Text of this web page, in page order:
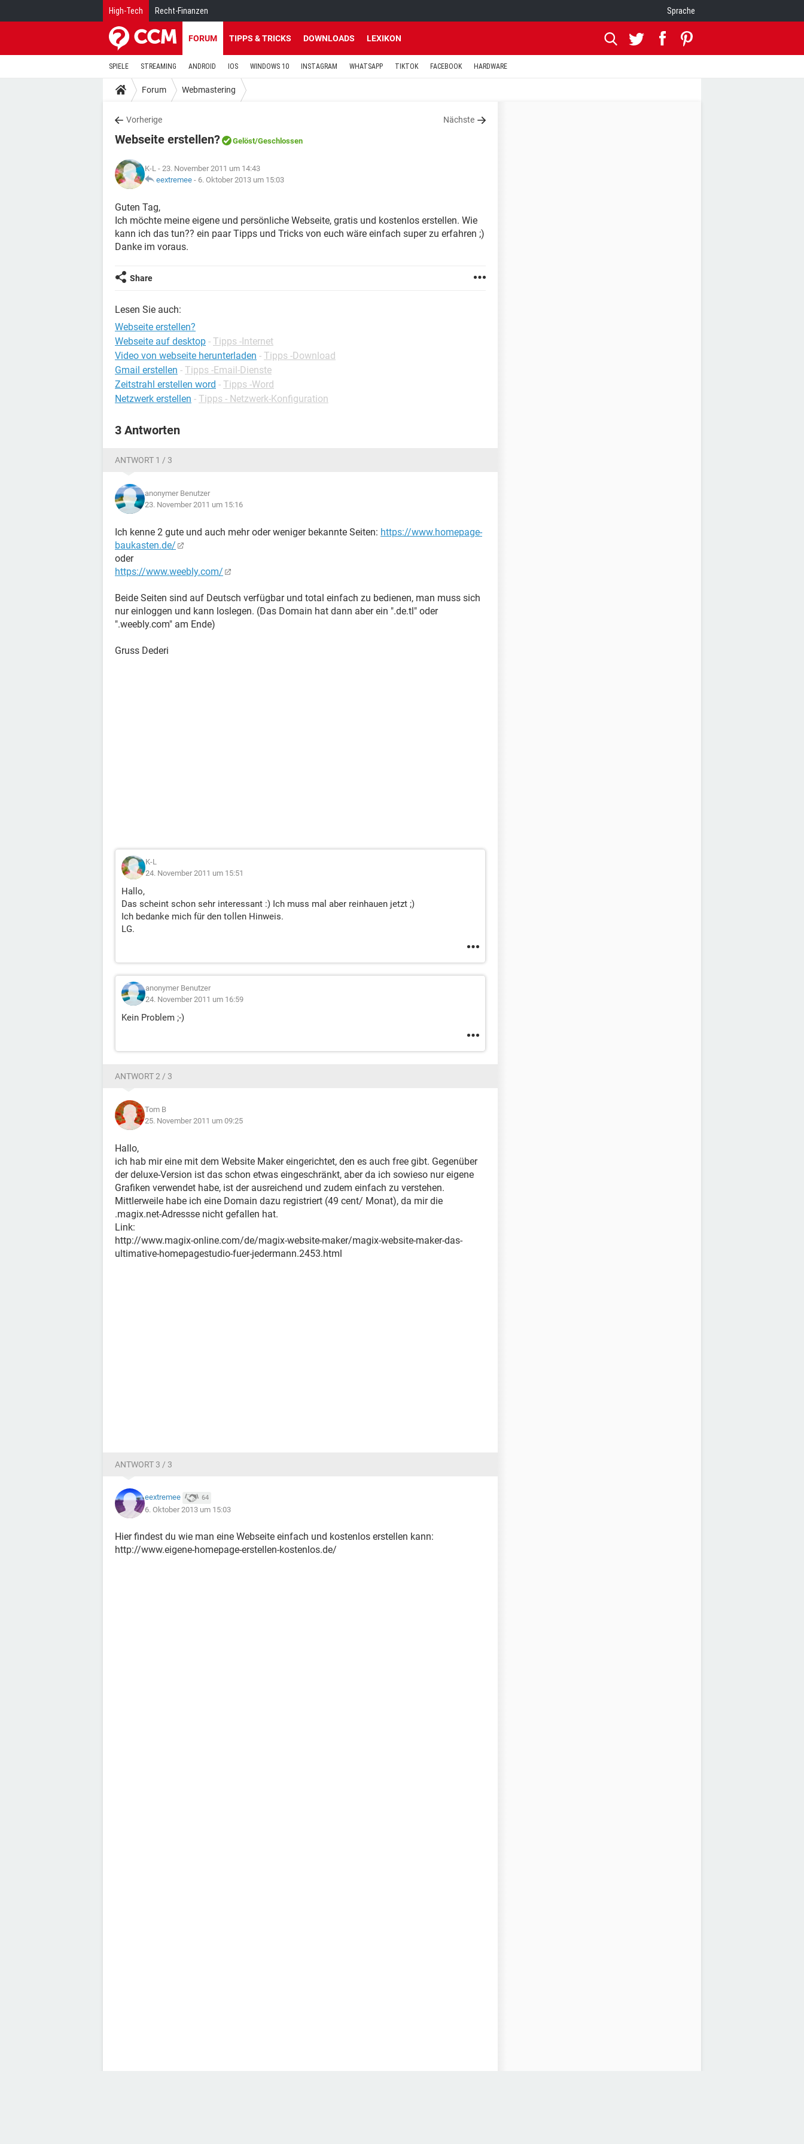
High-Tech Recht-Finanzen Sprache
FORUM TIPPS & TRICKS DOWNLOADS LEXIKON
SPIELE STREAMING ANDROID IOS WINDOWS 10 INSTAGRAM WHATSAPP TIKTOK FACEBOOK HARDWARE
Forum Webmastering
Vorherige Nächste
Webseite erstellen? Gelöst/Geschlossen
K-L - 23. November 2011 um 14:43
eextremee - 6. Oktober 2013 um 15:03
Guten Tag,
Ich möchte meine eigene und persönliche Webseite, gratis und kostenlos erstellen. Wie
kann ich das tun?? ein paar Tipps und Tricks von euch wäre einfach super zu erfahren ;)
Danke im voraus.
Share
Lesen Sie auch:
Webseite erstellen?
Webseite auf desktop - Tipps -Internet
Video von webseite herunterladen - Tipps -Download
Gmail erstellen - Tipps -Email-Dienste
Zeitstrahl erstellen word - Tipps -Word
Netzwerk erstellen - Tipps - Netzwerk-Konfiguration
3 Antworten
ANTWORT 1 / 3
anonymer Benutzer
23. November 2011 um 15:16
Ich kenne 2 gute und auch mehr oder weniger bekannte Seiten: https://www.homepage-
baukasten.de/
oder
https://www.weebly.com/
Beide Seiten sind auf Deutsch verfügbar und total einfach zu bedienen, man muss sich
nur einloggen und kann loslegen. (Das Domain hat dann aber ein ".de.tl" oder
".weebly.com" am Ende)
Gruss Dederi
K-L
24. November 2011 um 15:51
Hallo,
Das scheint schon sehr interessant :) Ich muss mal aber reinhauen jetzt ;)
Ich bedanke mich für den tollen Hinweis.
LG.
anonymer Benutzer
24. November 2011 um 16:59
Kein Problem ;-)
ANTWORT 2 / 3
Tom B
25. November 2011 um 09:25
Hallo,
ich hab mir eine mit dem Website Maker eingerichtet, den es auch free gibt. Gegenüber
der deluxe-Version ist das schon etwas eingeschränkt, aber da ich sowieso nur eigene
Grafiken verwendet habe, ist der ausreichend und zudem einfach zu verstehen.
Mittlerweile habe ich eine Domain dazu registriert (49 cent/ Monat), da mir die
.magix.net-Adressse nicht gefallen hat.
Link:
http://www.magix-online.com/de/magix-website-maker/magix-website-maker-das-
ultimative-homepagestudio-fuer-jedermann.2453.html
ANTWORT 3 / 3
eextremee 64
6. Oktober 2013 um 15:03
Hier findest du wie man eine Webseite einfach und kostenlos erstellen kann:
http://www.eigene-homepage-erstellen-kostenlos.de/